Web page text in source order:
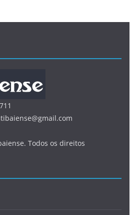
Todos os direitos